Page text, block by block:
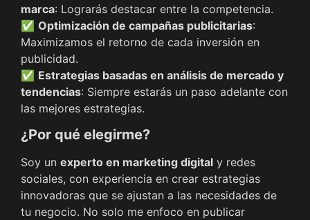
marca: Lograrás destacar entre la competencia.
✅ Optimización de campañas publicitarias:
Maximizamos el retorno de cada inversión en
publicidad.
✅ Estrategias basadas en análisis de mercado y
tendencias: Siempre estarás un paso adelante con
las mejores estrategias.
¿Por qué elegirme?
Soy un experto en marketing digital y redes
sociales, con experiencia en crear estrategias
innovadoras que se ajustan a las necesidades de
tu negocio. No solo me enfoco en publicar